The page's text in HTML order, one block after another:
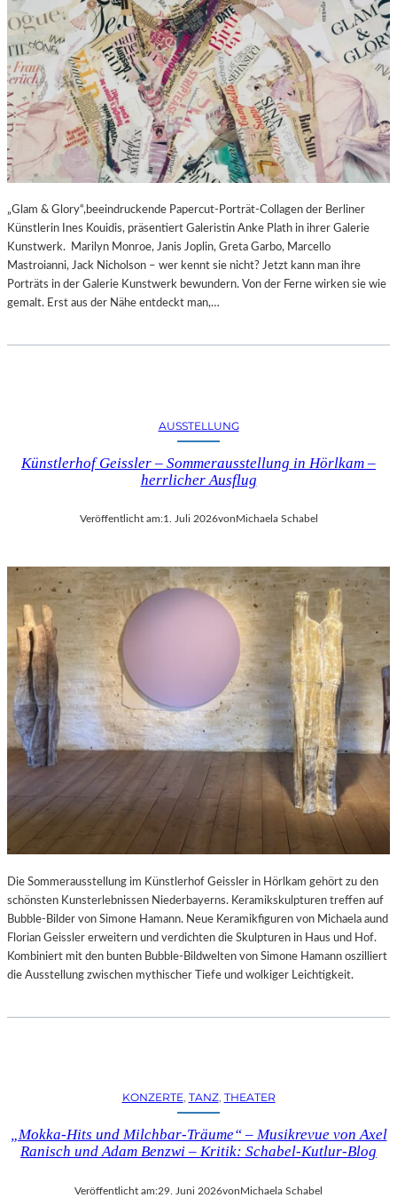
„Glam & Glory“,beeindruckende Papercut-Porträt-Collagen der Berliner
Künstlerin Ines Kouidis, präsentiert Galeristin Anke Plath in ihrer Galerie
Kunstwerk. Marilyn Monroe, Janis Joplin, Greta Garbo, Marcello
Mastroianni, Jack Nicholson – wer kennt sie nicht? Jetzt kann man ihre
Porträts in der Galerie Kunstwerk bewundern. Von der Ferne wirken sie wie
gemalt. Erst aus der Nähe entdeckt man,…
AUSSTELLUNG
Künstlerhof Geissler – Sommerausstellung in Hörlkam –
herrlicher Ausflug
Veröffentlicht am:1. Juli 2026von Michaela Schabel
Die Sommerausstellung im Künstlerhof Geissler in Hörlkam gehört zu den
schönsten Kunsterlebnissen Niederbayerns. Keramikskulpturen treffen auf
Bubble-Bilder von Simone Hamann. Neue Keramikfiguren von Michaela aund
Florian Geissler erweitern und verdichten die Skulpturen in Haus und Hof.
Kombiniert mit den bunten Bubble-Bildwelten von Simone Hamann oszilliert
die Ausstellung zwischen mythischer Tiefe und wolkiger Leichtigkeit.
KONZERTE, TANZ, THEATER
„Mokka-Hits und Milchbar-Träume“ – Musikrevue von Axel
Ranisch und Adam Benzwi – Kritik: Schabel-Kutlur-Blog
Veröffentlicht am:29. Juni 2026vonMichaela Schabel